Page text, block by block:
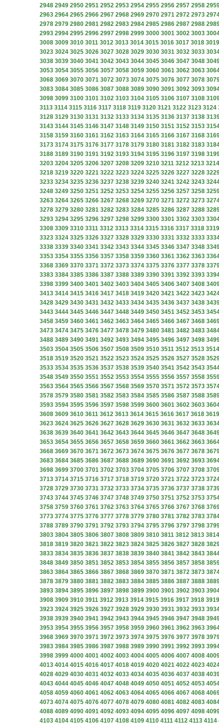
2948 2949 2950 2951 2952 2953 2954 2955 2956 2957 2958
2963 2964 2965 2966 2967 2968 2969 2970 2971 2972 2973
2978 2979 2980 2981 2982 2983 2984 2985 2986 2987 2988
2993 2994 2995 2996 2997 2998 2999 3000 3001 3002 3003
3008 3009 3010 3011 3012 3013 3014 3015 3016 3017 3018 3019
3023 3024 3025 3026 3027 3028 3029 3030 3031 3032 3033
3038 3039 3040 3041 3042 3043 3044 3045 3046 3047 3048
3053 3054 3055 3056 3057 3058 3059 3060 3061 3062 3063
3068 3069 3070 3071 3072 3073 3074 3075 3076 3077 3078
3083 3084 3085 3086 3087 3088 3089 3090 3091 3092 3093
3098 3099 3100 3101 3102 3103 3104 3105 3106 3107 3108
3113 3114 3115 3116 3117 3118 3119 3120 3121 3122 3123 3124
3128 3129 3130 3131 3132 3133 3134 3135 3136 3137 3138
3143 3144 3145 3146 3147 3148 3149 3150 3151 3152 3153
3158 3159 3160 3161 3162 3163 3164 3165 3166 3167 3168
3173 3174 3175 3176 3177 3178 3179 3180 3181 3182 3183
3188 3189 3190 3191 3192 3193 3194 3195 3196 3197 3198
3203 3204 3205 3206 3207 3208 3209 3210 3211 3212 3213 3214
3218 3219 3220 3221 3222 3223 3224 3225 3226 3227 3228
3233 3234 3235 3236 3237 3238 3239 3240 3241 3242 3243
3248 3249 3250 3251 3252 3253 3254 3255 3256 3257 3258
3263 3264 3265 3266 3267 3268 3269 3270 3271 3272 3273
3278 3279 3280 3281 3282 3283 3284 3285 3286 3287 3288
3293 3294 3295 3296 3297 3298 3299 3300 3301 3302 3303
3308 3309 3310 3311 3312 3313 3314 3315 3316 3317 3318 3319
3323 3324 3325 3326 3327 3328 3329 3330 3331 3332 3333
3338 3339 3340 3341 3342 3343 3344 3345 3346 3347 3348
3353 3354 3355 3356 3357 3358 3359 3360 3361 3362 3363
3368 3369 3370 3371 3372 3373 3374 3375 3376 3377 3378
3383 3384 3385 3386 3387 3388 3389 3390 3391 3392 3393
3398 3399 3400 3401 3402 3403 3404 3405 3406 3407 3408
3413 3414 3415 3416 3417 3418 3419 3420 3421 3422 3423
3428 3429 3430 3431 3432 3433 3434 3435 3436 3437 3438
3443 3444 3445 3446 3447 3448 3449 3450 3451 3452 3453
3458 3459 3460 3461 3462 3463 3464 3465 3466 3467 3468
3473 3474 3475 3476 3477 3478 3479 3480 3481 3482 3483
3488 3489 3490 3491 3492 3493 3494 3495 3496 3497 3498
3503 3504 3505 3506 3507 3508 3509 3510 3511 3512 3513 3514
3518 3519 3520 3521 3522 3523 3524 3525 3526 3527 3528
3533 3534 3535 3536 3537 3538 3539 3540 3541 3542 3543
3548 3549 3550 3551 3552 3553 3554 3555 3556 3557 3558
3563 3564 3565 3566 3567 3568 3569 3570 3571 3572 3573
3578 3579 3580 3581 3582 3583 3584 3585 3586 3587 3588
3593 3594 3595 3596 3597 3598 3599 3600 3601 3602 3603
3608 3609 3610 3611 3612 3613 3614 3615 3616 3617 3618 3619
3623 3624 3625 3626 3627 3628 3629 3630 3631 3632 3633
3638 3639 3640 3641 3642 3643 3644 3645 3646 3647 3648
3653 3654 3655 3656 3657 3658 3659 3660 3661 3662 3663
3668 3669 3670 3671 3672 3673 3674 3675 3676 3677 3678
3683 3684 3685 3686 3687 3688 3689 3690 3691 3692 3693
3698 3699 3700 3701 3702 3703 3704 3705 3706 3707 3708
3713 3714 3715 3716 3717 3718 3719 3720 3721 3722 3723
3728 3729 3730 3731 3732 3733 3734 3735 3736 3737 3738
3743 3744 3745 3746 3747 3748 3749 3750 3751 3752 3753
3758 3759 3760 3761 3762 3763 3764 3765 3766 3767 3768
3773 3774 3775 3776 3777 3778 3779 3780 3781 3782 3783
3788 3789 3790 3791 3792 3793 3794 3795 3796 3797 3798
3803 3804 3805 3806 3807 3808 3809 3810 3811 3812 3813 3814
3818 3819 3820 3821 3822 3823 3824 3825 3826 3827 3828
3833 3834 3835 3836 3837 3838 3839 3840 3841 3842 3843
3848 3849 3850 3851 3852 3853 3854 3855 3856 3857 3858
3863 3864 3865 3866 3867 3868 3869 3870 3871 3872 3873
3878 3879 3880 3881 3882 3883 3884 3885 3886 3887 3888
3893 3894 3895 3896 3897 3898 3899 3900 3901 3902 3903
3908 3909 3910 3911 3912 3913 3914 3915 3916 3917 3918 3919
3923 3924 3925 3926 3927 3928 3929 3930 3931 3932 3933
3938 3939 3940 3941 3942 3943 3944 3945 3946 3947 3948
3953 3954 3955 3956 3957 3958 3959 3960 3961 3962 3963
3968 3969 3970 3971 3972 3973 3974 3975 3976 3977 3978
3983 3984 3985 3986 3987 3988 3989 3990 3991 3992 3993
3998 3999 4000 4001 4002 4003 4004 4005 4006 4007 4008
4013 4014 4015 4016 4017 4018 4019 4020 4021 4022 4023
4028 4029 4030 4031 4032 4033 4034 4035 4036 4037 4038
4043 4044 4045 4046 4047 4048 4049 4050 4051 4052 4053
4058 4059 4060 4061 4062 4063 4064 4065 4066 4067 4068
4073 4074 4075 4076 4077 4078 4079 4080 4081 4082 4083
4088 4089 4090 4091 4092 4093 4094 4095 4096 4097 4098
4103 4104 4105 4106 4107 4108 4109 4110 4111 4112 4113 4114